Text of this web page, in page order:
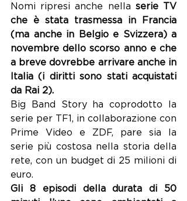
Nomi ripresi anche nella serie TV
che è stata trasmessa in Francia
(ma anche in Belgio e Svizzera) a
novembre dello scorso anno e che
a breve dovrebbe arrivare anche in
Italia (i diritti sono stati acquistati
da Rai 2).
Big Band Story ha coprodotto la
serie per TF1, in collaborazione con
Prime Video e ZDF, pare sia la
serie più costosa nella storia della
rete, con un budget di 25 milioni di
euro.
Gli 8 episodi della durata di 50